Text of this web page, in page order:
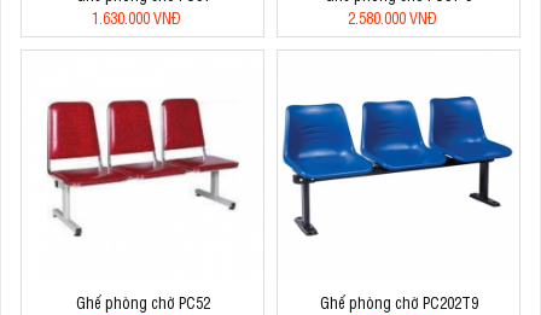
1.630.000 VNĐ
2.580.000 VNĐ
Ghế phòng chờ PC52
Ghế phòng chờ PC202T9